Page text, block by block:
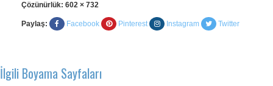
Çözünürlük: 602 × 732
Paylaş: Facebook Pinterest Instagram Twitter
İlgili Boyama Sayfaları